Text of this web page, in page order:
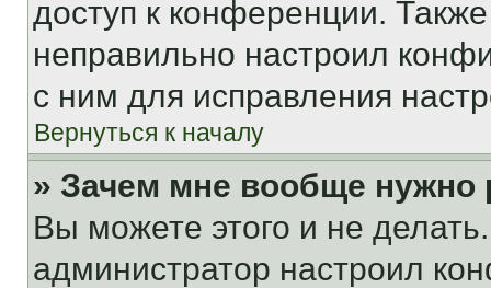
доступ к конференции.
неправильно настроил
с ним для исправления
Вернуться к началу
» Зачем мне вообще нужно
Вы можете этого и не
администратор настроил